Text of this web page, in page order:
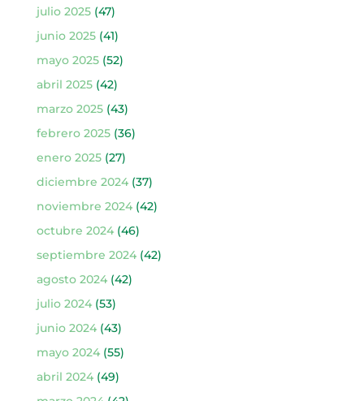
julio 2025(47)
junio 2025(41)
mayo 2025(52)
abril 2025(42)
marzo 2025(43)
febrero 2025(36)
enero 2025(27)
diciembre 2024(37)
noviembre 2024(42)
octubre 2024(46)
septiembre 2024(42)
agosto 2024(42)
julio 2024(53)
junio 2024(43)
mayo 2024(55)
abril 2024(49)